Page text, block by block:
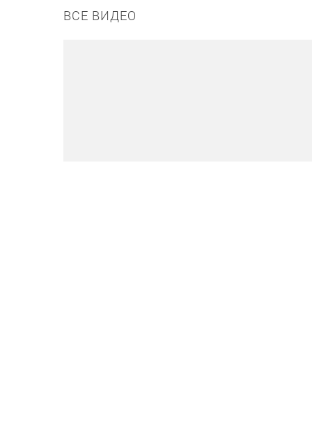
ВСЕ ВИДЕО